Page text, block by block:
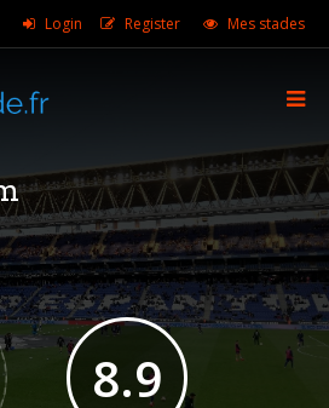
Login Register Mes stades
8.9